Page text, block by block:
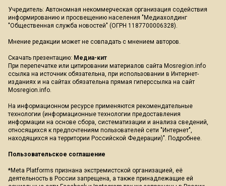
Учредитель: Автономная некоммерческая организация содействия
информированию и просвещению населения "Медиахолдинг
"Общественная служба новостей" (ОГРН 1187700006328).
Мнение редакции может не совпадать с мнением авторов.
Скачать презентацию: Медиа-кит
При перепечатке или цитировании материалов сайта Mosregion.info
ссылка на источник обязательна, при использовании в Интернет-
изданиях и на сайтах обязательна прямая гиперссылка на сайт
Mosregion.info.
На информационном ресурсе применяются рекомендательные
технологии (информационные технологии предоставления
информации на основе сбора, систематизации и анализа сведений,
относящихся к предпочтениям пользователей сети "Интернет",
находящихся на территории Российской Федерации)". Подробнее.
Пользовательское соглашение
*Meta Platforms признана экстремистской организацией, её
деятельность в России запрещена, а также принадлежащие ей